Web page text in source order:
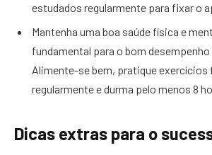
estudados regularmente para fixar o
Mantenha uma boa saúde física e
fundamental para o bom
Alimente-se bem, pratique exercícios
regularmente e durma pelo menos 8
Dicas extras para o